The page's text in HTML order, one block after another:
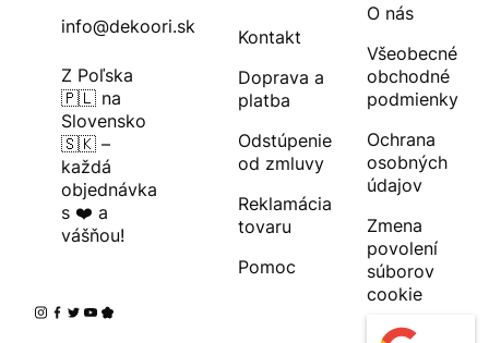
info@dekoori.sk
Z Poľska
🇵🇱 na
Slovensko
🇸🇰 –
každá
objednávka
s ❤️ a
vášňou!
Kontakt
Doprava a
platba
Odstúpenie
od zmluvy
Reklamácia
tovaru
Pomoc
O nás
Všeobecné
obchodné
podmienky
Ochrana
osobných
údajov
Zmena
povolení
súborov
cookie